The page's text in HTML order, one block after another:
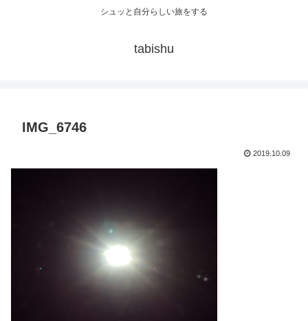
シュッと自分らしい旅をする
tabishu
IMG_6746
2019.10.09